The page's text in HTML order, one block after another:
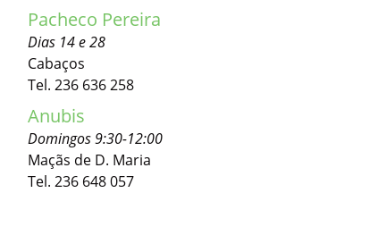
Pacheco Pereira
Dias 14 e 28
Cabaços
Tel. 236 636 258
Anubis
Domingos 9:30-12:00
Maçãs de D. Maria
Tel. 236 648 057